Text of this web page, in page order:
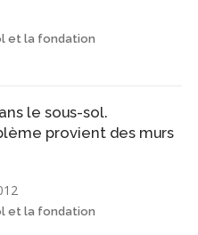
et la fondation
le sous-sol.
provient des murs
et la fondation